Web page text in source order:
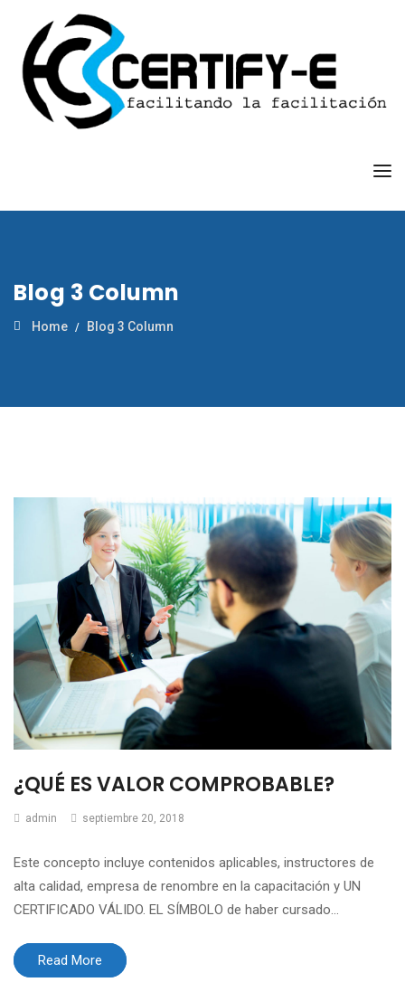
Blog 3 Column
Home Blog 3 Column
¿QUÉ ES VALOR COMPROBABLE?
admin septiembre 20, 2018
Este concepto incluye contenidos aplicables, instructores de
alta calidad, empresa de renombre en la capacitación y UN
CERTIFICADO VÁLIDO. EL SÍMBOLO de haber cursado...
Read More